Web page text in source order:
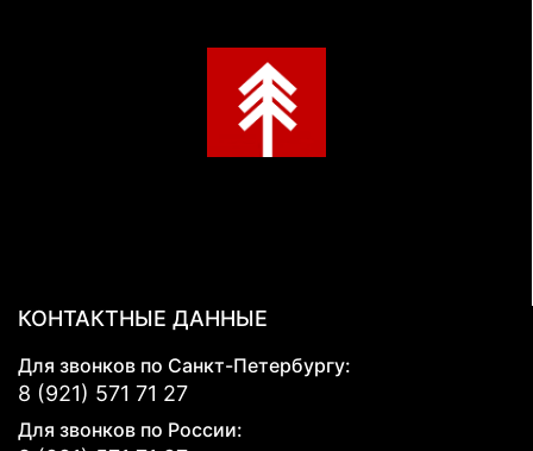
КОНТАКТНЫЕ ДАННЫЕ
Для звонков по Санкт-Петербургу:
8 (921) 571 71 27
Для звонков по России: